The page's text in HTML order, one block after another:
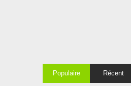
Populaire Récent